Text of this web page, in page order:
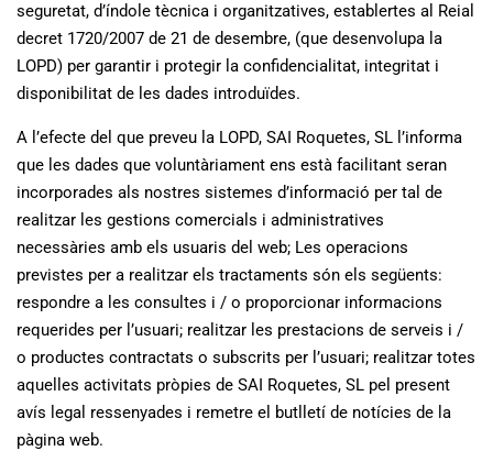
seguretat, d’índole tècnica i organitzatives, establertes al Reial
decret 1720/2007 de 21 de desembre, (que desenvolupa la
LOPD) per garantir i protegir la confidencialitat, integritat i
disponibilitat de les dades introduïdes.
A l’efecte del que preveu la LOPD, SAI Roquetes, SL l’informa
que les dades que voluntàriament ens està facilitant seran
incorporades als nostres sistemes d’informació per tal de
realitzar les gestions comercials i administratives
necessàries amb els usuaris del web; Les operacions
previstes per a realitzar els tractaments són els següents:
respondre a les consultes i / o proporcionar informacions
requerides per l’usuari; realitzar les prestacions de serveis i /
o productes contractats o subscrits per l’usuari; realitzar totes
aquelles activitats pròpies de SAI Roquetes, SL pel present
avís legal ressenyades i remetre el butlletí de notícies de la
pàgina web.